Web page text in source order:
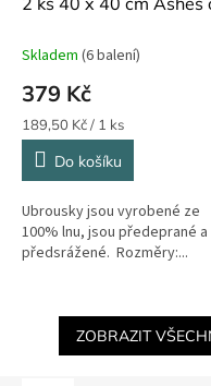
Skladem (6 balení)
379 Kč
Měrná
cena:
189,50 Kč / 1 ks
Do košíku
Ubrousky jsou vyrobené ze
100% lnu, jsou předeprané a
předsrážené. Rozměry:...
ZOBRAZIT